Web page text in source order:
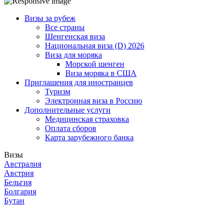
Визы за рубеж
Все страны
Шенгенская виза
Национальная виза (D) 2026
Виза для моряка
Морской шенген
Виза моряка в США
Приглашения для иностранцев
Туризм
Электронная виза в Россию
Дополнительные услуги
Медицинская страховка
Оплата сборов
Карта зарубежного банка
Визы
Австралия
Австрия
Бельгия
Болгария
Бутан